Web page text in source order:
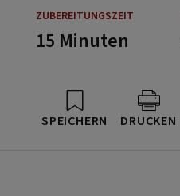
ZUBEREITUNGSZEIT
15 Minuten
SPEICHERN DRUCKEN